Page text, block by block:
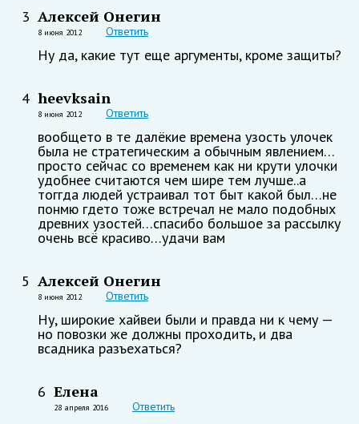
3 Алексей Онегин
8 июня 2012 Ответить
Ну да, какие тут еще аргументы, кроме защиты?
4 heevksain
8 июня 2012 Ответить
вообщето в те далёкие времена узость улочек
была не стратегическим а обычным явлением…
просто сейчас со временем как ни крути улочки
удобнее считаются чем шире тем лучше..а
тоггда людей устраивал тот быт какой был…не
понмю гдето тоже встречал не мало подобных
древних узостей…спасибо большое за рассылку
очень всё красиво…удачи вам
5 Алексей Онегин
8 июня 2012 Ответить
Ну, широкие хайвеи были и правда ни к чему —
но повозки же должны проходить, и два
всадника разъехаться?
6 Елена
28 апреля 2016 Ответить